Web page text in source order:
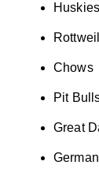
Huskies
Chows
Pit
Great